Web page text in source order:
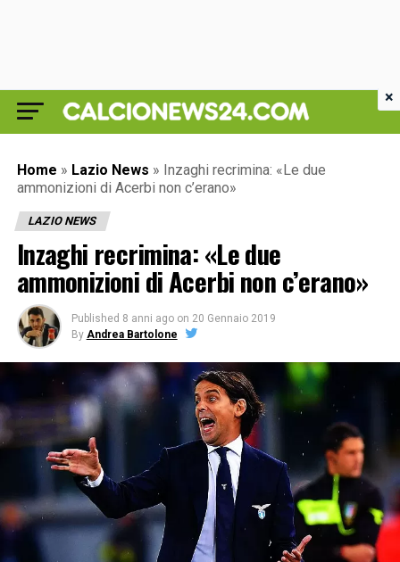
Home » Lazio News » Inzaghi recrimina: «Le due
ammonizioni di Acerbi non c’erano»
LAZIO NEWS
Inzaghi recrimina: «Le due
ammonizioni di Acerbi non c’erano»
Published 8 anni ago on 20 Gennaio 2019
By Andrea Bartolone
×